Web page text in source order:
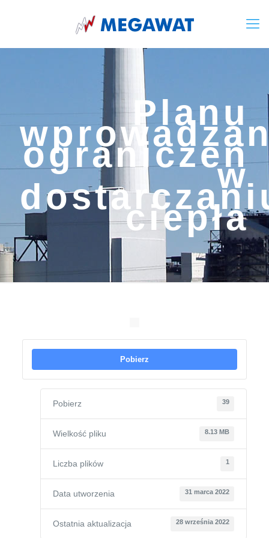
Planu
ograniczeń
w
ciepła
Pobierz
Pobierz 39
Wielkość pliku 8.13 MB
Liczba plików 1
Data utworzenia 31 marca 2022
Ostatnia aktualizacja 28 września 2022